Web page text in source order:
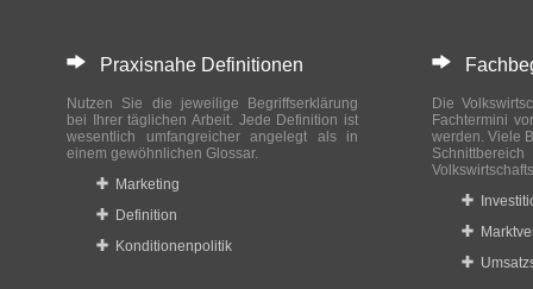
Praxisnahe Definitionen
Nutzen Sie die jeweilige Begriffserklärung
bei Ihrer täglichen Arbeit. Jede Definition ist
wesentlich umfangreicher angelegt als in
einem gewöhnlichen Glossar.
Marketing
Definition
Konditionenpolitik
Die
Fachtermini
werden. Viele